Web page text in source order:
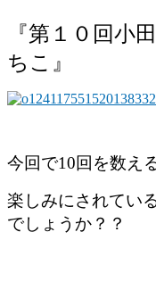
『第１０回小
ちこ』
今回で10回を数え
楽しみにされてい
でしょうか？？